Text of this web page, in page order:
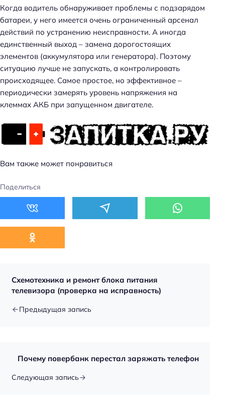
Когда водитель обнаруживает проблемы с подзарядом
батареи, у него имеется очень ограниченный арсенал
действий по устранению неисправности. А иногда
единственный выход – замена дорогостоящих
элементов (аккумулятора или генератора). Поэтому
ситуацию лучше не запускать, а контролировать
происходящее. Самое простое, но эффективное –
периодически замерять уровень напряжения на
клеммах АКБ при запущенном двигателе.
Вам также может понравиться
Поделиться
Схемотехника и ремонт блока питания
телевизора (проверка на исправность)
Предыдущая запись
Почему повербанк перестал заряжать телефон
Следующая запись